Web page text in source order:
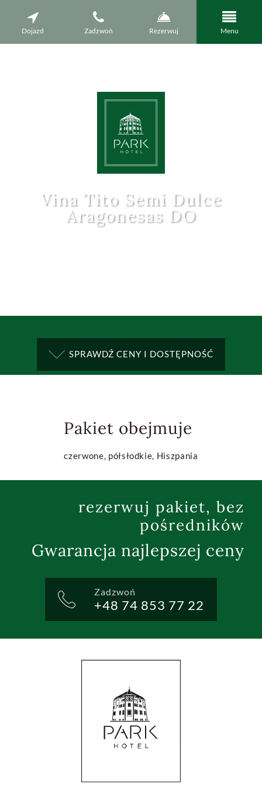
Dojazd Zadzwoń Rezerwuj Menu
Vina Tito Semi Dulce
Aragonesas DO
SPRAWDŹ CENY I DOSTĘPNOŚĆ
Pakiet obejmuje
czerwone, półsłodkie, Hiszpania
rezerwuj pakiet, bez
pośredników
Gwarancja najlepszej ceny
Zadzwoń
+48 74 853 77 22